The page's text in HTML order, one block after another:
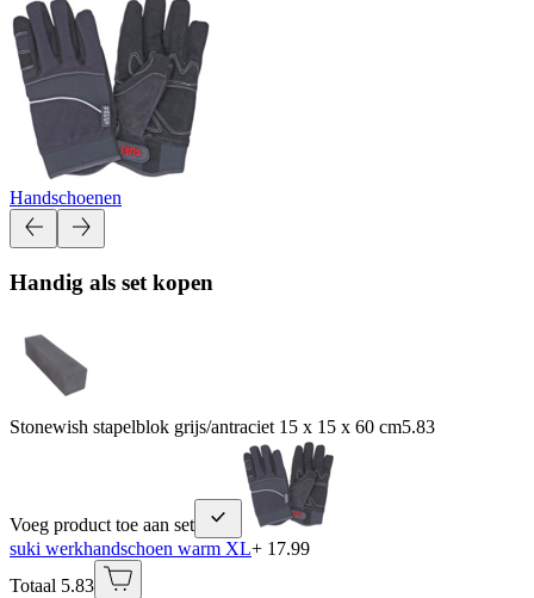
Handschoenen
Handig als set kopen
Stonewish stapelblok grijs/antraciet 15 x 15 x 60 cm5.83
Voeg product toe aan set
suki werkhandschoen warm XL+ 17.99
Totaal 5.83